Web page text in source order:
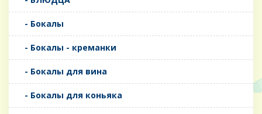
- Бокалы
- Бокалы - креманки
- Бокалы для вина
- Бокалы для коньяка